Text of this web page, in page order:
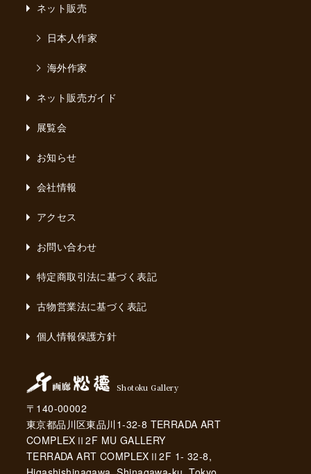
ネット販売
日本人作家
海外作家
ネット販売ガイド
展覧会
お知らせ
会社情報
アクセス
お問い合わせ
特定商取引法に基づく表記
古物営業法に基づく表記
個人情報保護方針
Shotoku Gallery
〒140-00002
東京都品川区東品川1-32-8 TERRADA ART
COMPLEXⅡ2F MU GALLERY
TERRADA ART COMPLEXⅡ2F 1- 32-8,